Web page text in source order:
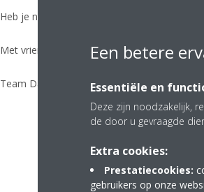
Heb je nog vragen? Neem je dan contact op
Met vriendelijke groet,
Team Daikin
Een betere
Essentiële en
Deze zijn noodzakelijk,
de door u gevraagde
Extra cookies:
Prestatiecookies:
gebruikers op onze